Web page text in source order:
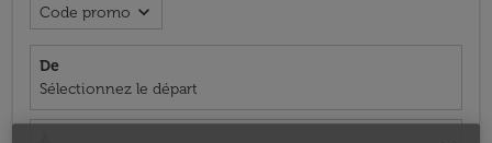
Code promo expand_more
De
Sélectionnez le départ